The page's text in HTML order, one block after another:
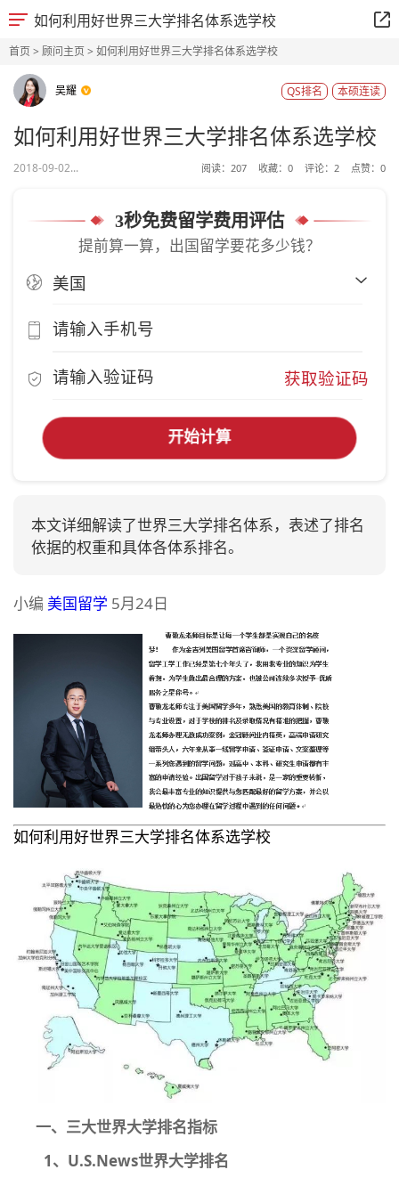
如何利用好世界三大学排名体系选学校
首页> 顾问主页> 如何利用好世界三大学排名体系选学校
吴耀 本硕连读
QS排名
如何利用好世界三大学排名体系选学校
2018-09-02... 阅读： 207 收藏： 0 评论： 2 点赞： 0
3秒免费留学费用评估
提前算一算，出国留学要花多少钱？
获取验证码
开始计算
本文详细解读了世界三大学排名体系，表述了排名
依据的权重和具体各体系排名。
小编 美国留学 5月24日
如何利用好世界三大学排名体系选学校
一、三大世界大学排名指标
1、U.S.News世界大学排名